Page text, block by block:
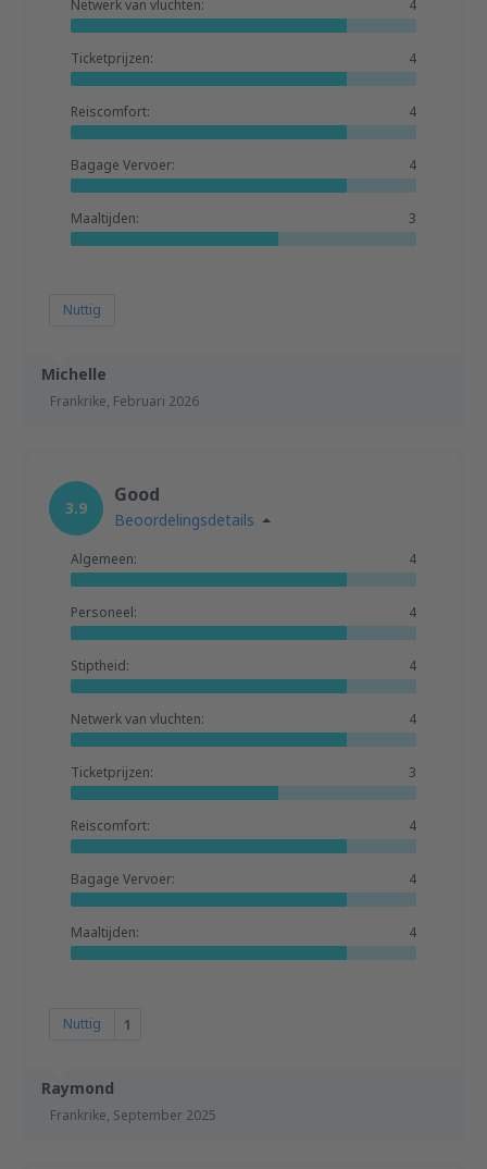
Michelle
Frankrike, Februari 2026
Netwerk van vluchten: 4
Ticketprijzen: 4
Reiscomfort: 4
Bagage Vervoer: 4
Maaltijden: 3
Nuttig
Raymond
Frankrike, September 2025
3.9
Good
Beoordelingsdetails
Algemeen: 4
Personeel: 4
Stiptheid: 4
Netwerk van vluchten: 4
Ticketprijzen: 3
Reiscomfort: 4
Bagage Vervoer: 4
Maaltijden: 4
Nuttig 1